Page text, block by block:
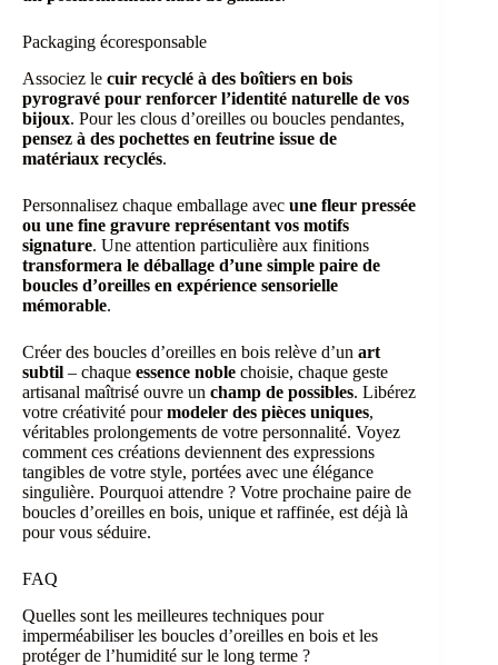
Packaging écoresponsable
Associez le cuir recyclé à des boîtiers en bois
pyrogravé pour renforcer l’identité naturelle de vos
bijoux. Pour les clous d’oreilles ou boucles pendantes,
pensez à des pochettes en feutrine issue de
matériaux recyclés.
Personnalisez chaque emballage avec une fleur pressée
ou une fine gravure représentant vos motifs
signature. Une attention particulière aux finitions
transformera le déballage d’une simple paire de
boucles d’oreilles en expérience sensorielle
mémorable.
Créer des boucles d’oreilles en bois relève d’un art
subtil – chaque essence noble choisie, chaque geste
artisanal maîtrisé ouvre un champ de possibles. Libérez
votre créativité pourmodeler des pièces uniques,
véritables prolongements de votre personnalité. Voyez
comment ces créations deviennent des expressions
tangibles de votre style, portées avec une élégance
singulière. Pourquoi attendre ? Votre prochaine paire de
boucles d’oreilles en bois, unique et raffinée, est déjà là
pour vous séduire.
FAQ
Quelles sont les meilleures techniques pour
imperméabiliser les boucles d’oreilles en bois et les
protéger de l’humidité sur le long terme ?